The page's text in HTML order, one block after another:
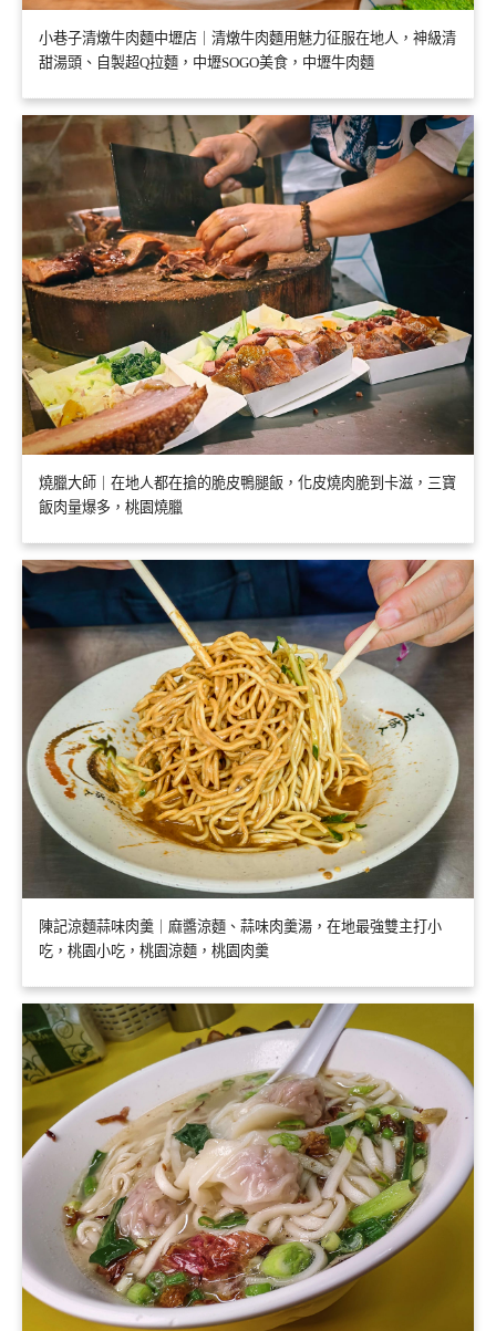
小巷子清燉牛肉麵中壢店｜清燉牛肉麵用魅力征服在地人，神級清
甜湯頭、自製超Q拉麵，中壢SOGO美食，中壢牛肉麵
燒臘大師｜在地人都在搶的脆皮鴨腿飯，化皮燒肉脆到卡滋，三寶
飯肉量爆多，桃園燒臘
陳記涼麵蒜味肉羹｜麻醬涼麵、蒜味肉羹湯，在地最強雙主打小
吃，桃園小吃，桃園涼麵，桃園肉羹